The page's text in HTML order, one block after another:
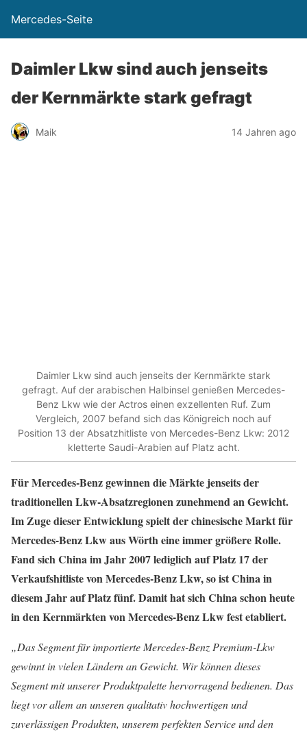
Mercedes-Seite
Daimler Lkw sind auch jenseits
der Kernmärkte stark gefragt
Maik 14 Jahren ago
Daimler Lkw sind auch jenseits der Kernmärkte stark
gefragt. Auf der arabischen Halbinsel genießen Mercedes-
Benz Lkw wie der Actros einen exzellenten Ruf. Zum
Vergleich, 2007 befand sich das Königreich noch auf
Position 13 der Absatzhitliste von Mercedes-Benz Lkw: 2012
kletterte Saudi-Arabien auf Platz acht.
Für Mercedes-Benz gewinnen die Märkte jenseits der
traditionellen Lkw-Absatzregionen zunehmend an Gewicht.
Im Zuge dieser Entwicklung spielt der chinesische Markt für
Mercedes-Benz Lkw aus Wörth eine immer größere Rolle.
Fand sich China im Jahr 2007 lediglich auf Platz 17 der
Verkaufshitliste von Mercedes-Benz Lkw, so ist China in
diesem Jahr auf Platz fünf. Damit hat sich China schon heute
in den Kernmärkten von Mercedes-Benz Lkw fest etabliert.
„Das Segment für importierte Mercedes-Benz Premium-Lkw
gewinnt in vielen Ländern an Gewicht. Wir können dieses
Segment mit unserer Produktpalette hervorragend bedienen. Das
liegt vor allem an unseren qualitativ hochwertigen und
zuverlässigen Produkten, unserem perfekten Service und den